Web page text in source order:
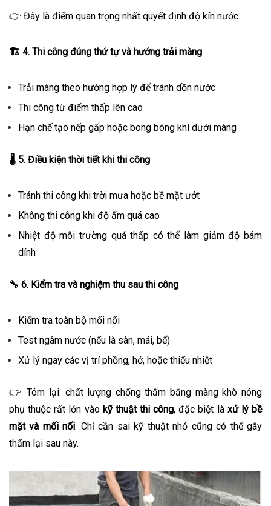
👉 Đây là điểm quan trọng nhất quyết định độ kín nước.
🏗️ 4. Thi công đúng thứ tự và hướng trải màng
Trải màng theo hướng hợp lý để tránh dồn nước
Thi công từ điểm thấp lên cao
Hạn chế tạo nếp gấp hoặc bong bóng khí dưới màng
🌡️ 5. Điều kiện thời tiết khi thi công
Tránh thi công khi trời mưa hoặc bề mặt ướt
Không thi công khi độ ẩm quá cao
Nhiệt độ môi trường quá thấp có thể làm giảm độ bám
dính
🔧 6. Kiểm tra và nghiệm thu sau thi công
Kiểm tra toàn bộ mối nối
Test ngâm nước (nếu là sàn, mái, bể)
Xử lý ngay các vị trí phồng, hở, hoặc thiếu nhiệt
👉 Tóm lại: chất lượng chống thấm bằng màng khò nóng
phụ thuộc rất lớn vào kỹ thuật thi công, đặc biệt là xử lý bề
mặt và mối nối. Chỉ cần sai kỹ thuật nhỏ cũng có thể gây
thấm lại sau này.